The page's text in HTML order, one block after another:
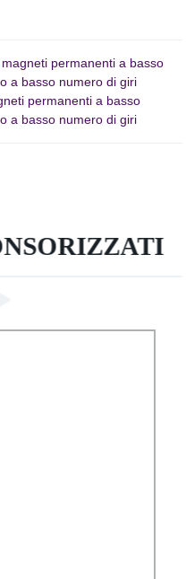
permanenti a basso
a basso numero di giri
permanenti a basso
a basso numero di giri